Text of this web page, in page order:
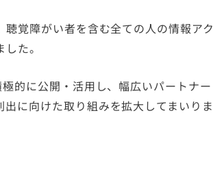
覚障がい者を含む全ての人の情報アク
た。
的に公開・活用し、幅広いパートナー
に向けた取り組みを拡大してまいりま